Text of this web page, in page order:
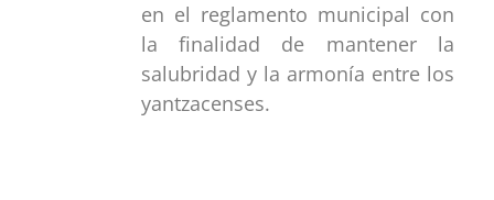
en el reglamento municipal con
la finalidad de mantener la
salubridad y la armonía entre los
yantzacenses.